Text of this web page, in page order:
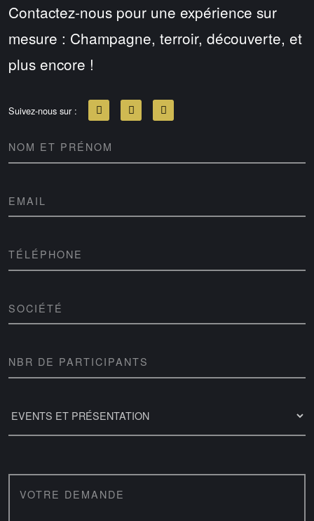
Contactez-nous pour une expérience sur
mesure : Champagne, terroir, découverte, et
plus encore !
Suivez-nous sur :
NOM ET PRÉNOM
EMAIL
TÉLÉPHONE
SOCIÉTÉ
NBR DE PARTICIPANTS
VOTRE DEMANDE